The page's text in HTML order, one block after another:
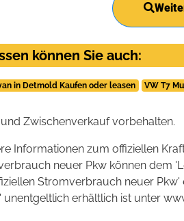
können Sie auch:
in Detmold Kaufen oder leasen VW T7
Zwischenverkauf vorbehalten.
Informationen zum offiziellen
neuer Pkw können dem
Stromverbrauch neuer
unentgeltlich erhältlich ist unter